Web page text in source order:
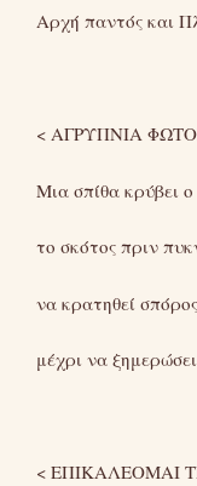
Αρχή παντός και
< ΑΓΡΥΠΝΙΑ
Μια σπίθα κρύβει
το σκότος πριν
να κρατηθεί
μέχρι να
< ΕΠΙΚΑΛΕΟΜΑΙ